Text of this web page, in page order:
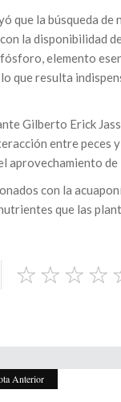
que la búsqueda
la disponibilidad
elemento
que resulta
Gilberto Erick
entre peces
aprovechamiento
con la
que las
Anterior